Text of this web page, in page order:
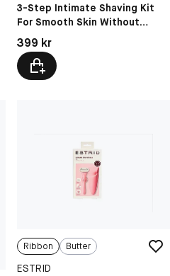
3-Step Intimate Shaving Kit
For Smooth Skin Without
Irritation, Redness & Ingrown
Hairs
Pris: 399 kr
399 kr
Ribbon Butter
ESTRID